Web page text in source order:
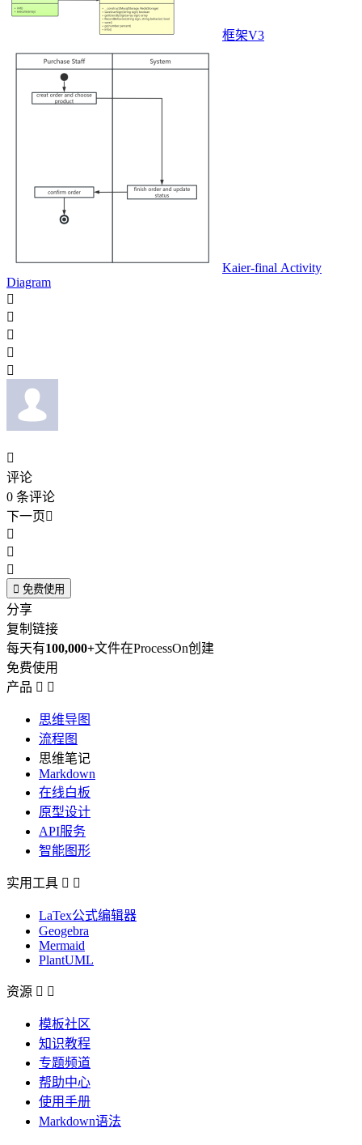
框架V3
Kaier-final Activity
Diagram






评论
0 条评论
下一页



 免费使用
分享
复制链接
每天有100,000+文件在ProcessOn创建
免费使用
产品  
思维导图
流程图
思维笔记
Markdown
在线白板
原型设计
API服务
智能图形
实用工具  
LaTex公式编辑器
Geogebra
Mermaid
PlantUML
资源  
模板社区
知识教程
专题频道
帮助中心
使用手册
Markdown语法